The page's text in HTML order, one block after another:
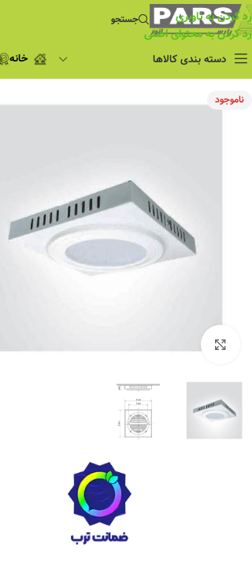
رد کردن به ناوبری
رد کردن به محتوای اصلی
جستجو
دسته بندی کالاها
چراغ مطالعه
ریسه شلنگی و لاین نوری
پروژکتور و نورافکن
چراغ استادیومی
خانه
ناموجود